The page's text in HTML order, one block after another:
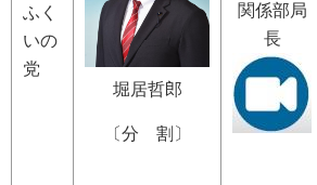
ふく
いの
党
堀居哲郎
〔分 割〕
関係部局
長